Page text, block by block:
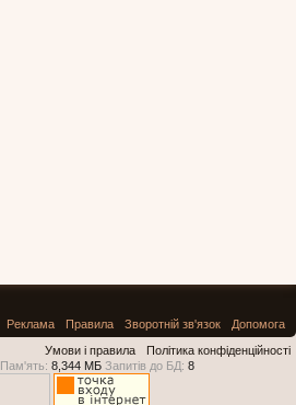
Реклама Правила Зворотній зв'язок
Допомога
Умови і правила
Політика конфіденційності
Пам'ять: 8,344 МБ Запитів до БД: 8